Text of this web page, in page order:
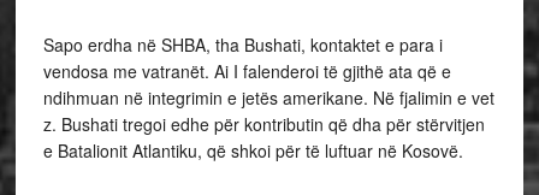
Sapo erdha në SHBA, tha Bushati, kontaktet e para i
vendosa me vatranët. Ai I falenderoi të gjithë ata që e
ndihmuan në integrimin e jetës amerikane. Në fjalimin e vet
z. Bushati tregoi edhe për kontributin që dha për stërvitjen
e Batalionit Atlantiku, që shkoi për të luftuar në Kosovë.